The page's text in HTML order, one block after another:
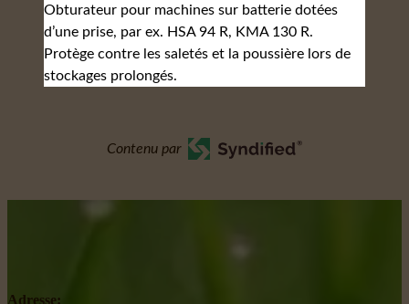
Obturateur pour machines sur batterie dotées
d’une prise, par ex. HSA 94 R, KMA 130 R.
Protège contre les saletés et la poussière lors de
stockages prolongés.
Contenu par
Adresse: